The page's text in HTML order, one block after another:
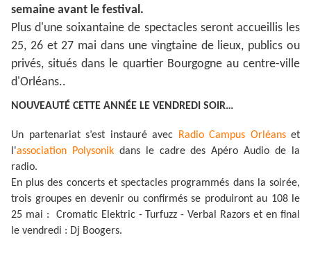
semaine avant le festival.
Plus d'une soixantaine de spectacles seront accueillis les
25, 26 et 27 mai dans une vingtaine de lieux, publics ou
privés, situés dans le quartier Bourgogne au centre-ville
d'Orléans..
NOUVEAUTÉ CETTE ANNÉE LE VENDREDI SOIR…
Un partenariat s’est instauré avec Radio Campus Orléanset
l'association Polysonikdans le cadre des Apéro Audio de la
radio.
En plus des concerts et spectacles programmés dans la soirée,
trois groupes en devenir ou confirmés se produiront au 108 le
25 mai : Cromatic Elektric - Turfuzz - Verbal Razors et en final
le vendredi : Dj Boogers.